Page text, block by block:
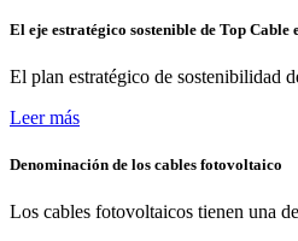
El eje estratégico sostenible de Top Cable
El plan estratégico de sostenibilidad
Leer más
Denominación de los cables fotovoltaico
Los cables fotovoltaicos tienen una